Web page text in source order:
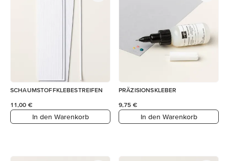
SCHAUMSTOFFKLEBESTREIFEN
11,00 €
In den Warenkorb
PRÄZISIONSKLEBER
9,75 €
In den Warenkorb